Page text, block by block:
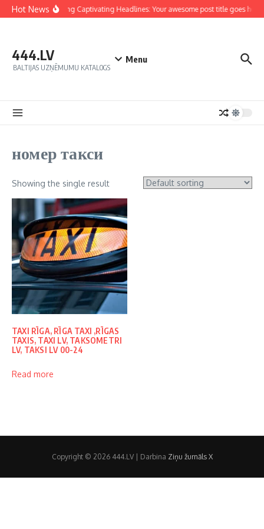
Hot NewsCrafting Captivating Headlines: Your awesome post title goes here
444.LV
BALTIJAS UZŅĒMUMU KATALOGS
Menu
номер такси
Showing the single result
TAXI RĪGA, RĪGA TAXI ,RĪGAS
TAXIS, TAXI LV, TAKSOMETRI
LV, TAKSI LV 00-24
Read more
Copyright © 2026 444.LV | Darbina Ziņu žurnāls X